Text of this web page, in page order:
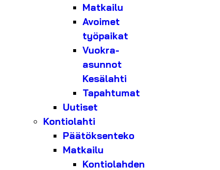
Matkailu
Avoimet
työpaikat
Vuokra-
asunnot
Kesälahti
Tapahtumat
Uutiset
Kontiolahti
Päätöksenteko
Matkailu
Kontiolahden